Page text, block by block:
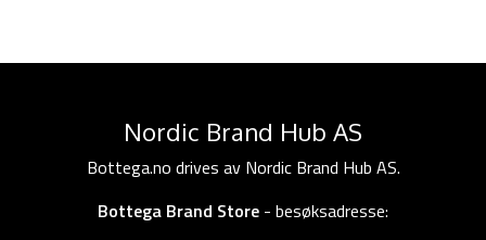
Nordic Brand Hub AS
Bottega.no drives av Nordic Brand Hub AS.
Bottega Brand Store - besøksadresse: